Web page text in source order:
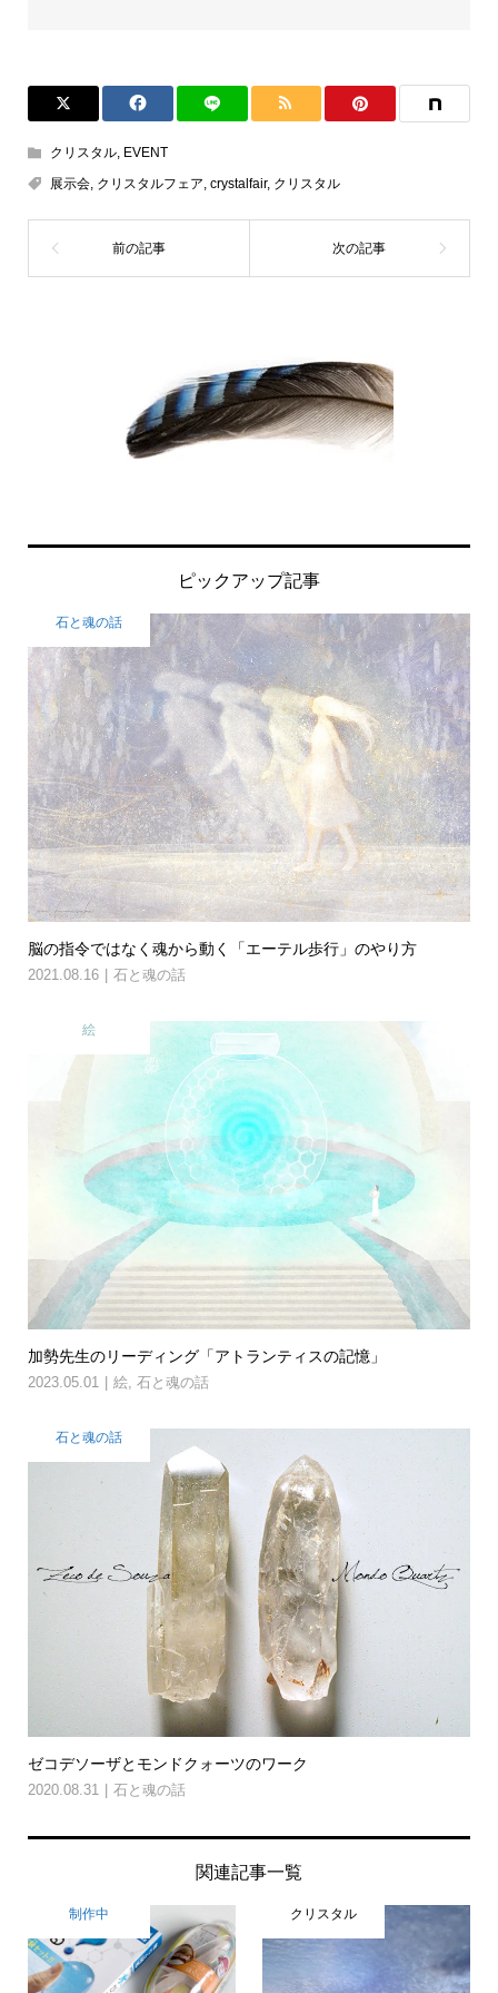
クリスタル, EVENT
展示会, クリスタルフェア, crystalfair, クリスタル
ピックアップ記事
石と魂の話
脳の指令ではなく魂から動く「エーテル歩行」のやり方
2021.08.16 石と魂の話
絵
加勢先生のリーディング「アトランティスの記憶」
2023.05.01 絵, 石と魂の話
石と魂の話
ゼコデソーザとモンドクォーツのワーク
2020.08.31 石と魂の話
関連記事一覧
制作中 クリスタル